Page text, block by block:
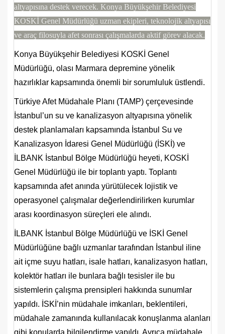
altyapısına destek verecek. Konya Büyükşehir Belediyesi
KOSKİ Genel Müdürlüğü uzman ekipleri, teknolojik altyapısı
ve araç filosuyla afet sonrası çalışmalarda aktif görev alacak.
Konya Büyükşehir Belediyesi KOSKİ Genel
Müdürlüğü, olası Marmara depremine yönelik
hazırlıklar kapsamında önemli bir sorumluluk üstlendi.
Türkiye Afet Müdahale Planı (TAMP) çerçevesinde
İstanbul’un su ve kanalizasyon altyapısına yönelik
destek planlamaları kapsamında İstanbul Su ve
Kanalizasyon İdaresi Genel Müdürlüğü (İSKİ) ve
İLBANK İstanbul Bölge Müdürlüğü heyeti, KOSKİ
Genel Müdürlüğü ile bir toplantı yaptı. Toplantı
kapsamında afet anında yürütülecek lojistik ve
operasyonel çalışmalar değerlendirilirken kurumlar
arası koordinasyon süreçleri ele alındı.
İLBANK İstanbul Bölge Müdürlüğü ve İSKİ Genel
Müdürlüğüne bağlı uzmanlar tarafından İstanbul iline
ait içme suyu hatları, isale hatları, kanalizasyon hatları,
kolektör hatları ile bunlara bağlı tesisler ile bu
sistemlerin çalışma prensipleri hakkında sunumlar
yapıldı. İSKİ’nin müdahale imkanları, beklentileri,
müdahale zamanında kullanılacak konuşlanma alanları
gibi konularda bilgilendirme yapıldı. Ayrıca müdahale